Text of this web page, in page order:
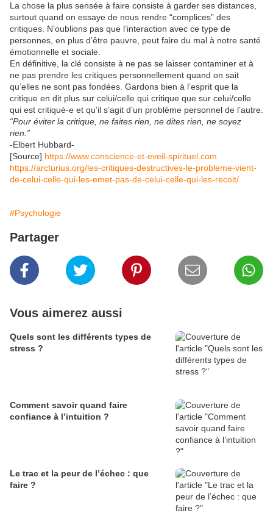
La chose la plus sensée à faire consiste à garder ses distances,
surtout quand on essaye de nous rendre “complices” des
critiques. N’oublions pas que l’interaction avec ce type de
personnes, en plus d’être pauvre, peut faire du mal à notre santé
émotionnelle et sociale.
En définitive, la clé consiste à ne pas se laisser contaminer et à
ne pas prendre les critiques personnellement quand on sait
qu’elles ne sont pas fondées. Gardons bien à l’esprit que la
critique en dit plus sur celui/celle qui critique que sur celui/celle
qui est critiqué-e et qu’il s’agit d’un problème personnel de l’autre.
“Pour éviter la critique, ne faites rien, ne dites rien, ne soyez
rien.”
-Elbert Hubbard-
[Source] https://www.conscience-et-eveil-spirituel.com
https://arcturius.org/les-critiques-destructives-le-probleme-vient-
de-celui-celle-qui-les-emet-pas-de-celui-celle-qui-les-recoit/
#Psychologie
Partager
Vous aimerez aussi
Quels sont les différents types de
stress ?
Comment savoir quand faire
confiance à l’intuition ?
Le trac et la peur de l’échec : que
faire ?